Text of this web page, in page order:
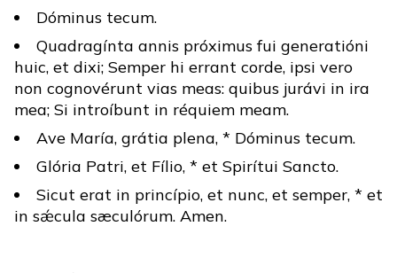
Dóminus tecum.
Quadragínta annis próximus fui generatióni
huic, et dixi; Semper hi errant corde, ipsi vero
non cognovérunt vias meas: quibus jurávi in ira
mea; Si introíbunt in réquiem meam.
Ave María, grátia plena, * Dóminus tecum.
Glória Patri, et Fílio, * et Spirítui Sancto.
Sicut erat in princípio, et nunc, et semper, * et
in sǽcula sæculórum. Amen.